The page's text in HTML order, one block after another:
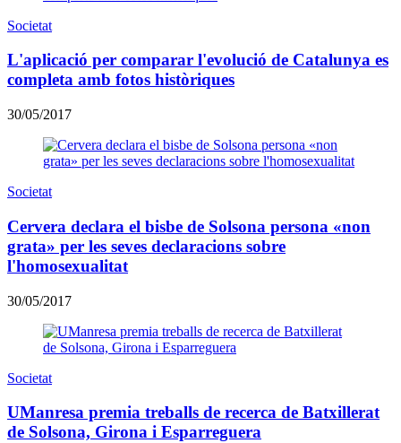
Societat
L'aplicació per comparar l'evolució de Catalunya es
completa amb fotos històriques
30/05/2017
Societat
Cervera declara el bisbe de Solsona persona «non
grata» per les seves declaracions sobre
l'homosexualitat
30/05/2017
Societat
UManresa premia treballs de recerca de Batxillerat
de Solsona, Girona i Esparreguera